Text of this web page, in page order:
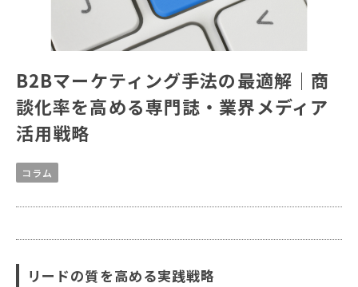
B2Bマーケティング手法の最適解｜商
談化率を高める専門誌・業界メディア
活用戦略
コラム
リードの質を高める実践戦略